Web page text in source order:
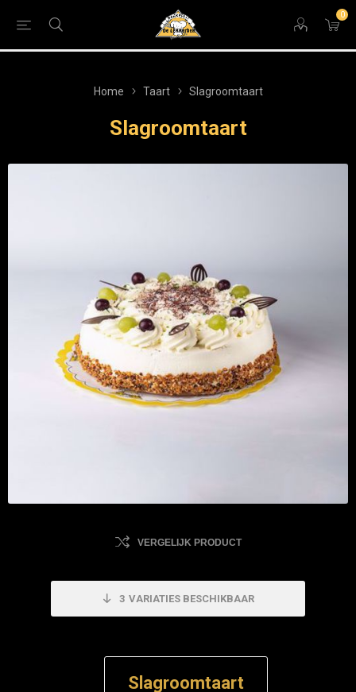
0
Home Taart Slagroomtaart
Slagroomtaart
VERGELIJK PRODUCT
3 VARIATIES BESCHIKBAAR
Slagroomtaart